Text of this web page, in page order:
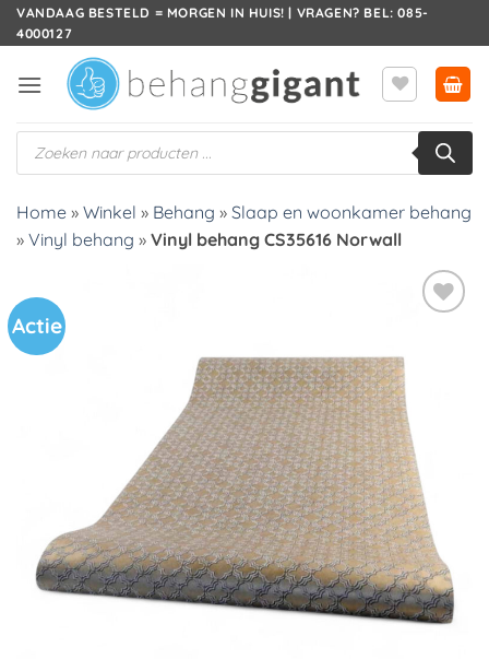
Ga
naar
VANDAAG BESTELD = MORGEN IN HUIS! | VRAGEN? BEL: 085-
4000127
Producten
zoeken
Home » Winkel » Behang » Slaap en woonkamer behang
» Vinyl behang » Vinyl behang CS35616 Norwall
Actie
verlanglijst